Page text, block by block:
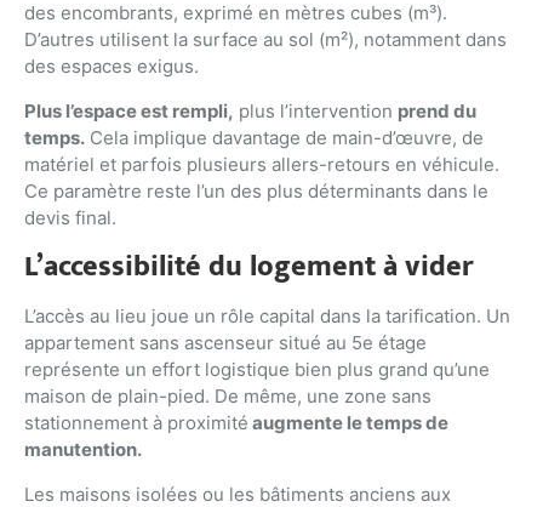
des encombrants, exprimé en mètres cubes (m³).
D’autres utilisent la surface au sol (m²), notamment dans
des espaces exigus.
Plus l’espace est rempli, plus l’intervention prend du
temps. Cela implique davantage de main-d’œuvre, de
matériel et parfois plusieurs allers-retours en véhicule.
Ce paramètre reste l’un des plus déterminants dans le
devis final.
L’accessibilité du logement à vider
L’accès au lieu joue un rôle capital dans la tarification. Un
appartement sans ascenseur situé au 5e étage
représente un effort logistique bien plus grand qu’une
maison de plain-pied. De même, une zone sans
stationnement à proximité augmente le temps de
manutention.
Les maisons isolées ou les bâtiments anciens aux